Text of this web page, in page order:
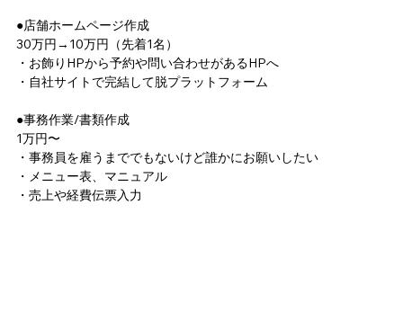
●店舗ホームページ作成
30万円→10万円（先着1名）
・お飾りHPから予約や問い合わせがあるHPへ
・自社サイトで完結して脱プラットフォーム
●事務作業/書類作成
1万円〜
・事務員を雇うまででもないけど誰かにお願いしたい
・メニュー表、マニュアル
・売上や経費伝票入力